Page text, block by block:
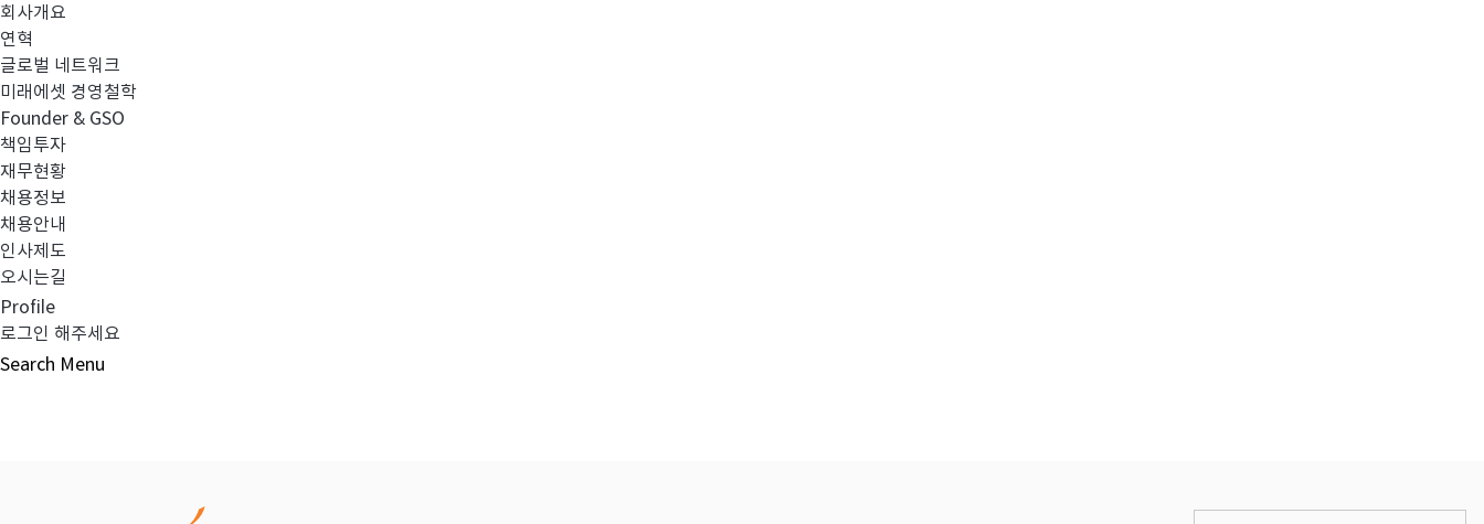
회사개요
연혁
글로벌 네트워크
미래에셋 경영철학
Founder & GSO
책임투자
재무현황
채용정보
채용안내
인사제도
오시는길
Profile
로그인 해주세요
Search Menu
이전글
다음글
목록보기